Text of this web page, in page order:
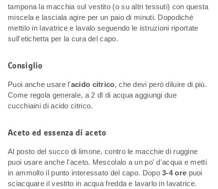
tampona la macchia sul vestito (o su altri tessuti) con questa
miscela e lasciala agire per un paio di minuti. Dopodiché
mettilo in lavatrice e lavalo seguendo le istruzioni riportate
sull'etichetta per la cura del capo.
Consiglio
Puoi anche usare l'acido citrico, che devi però diluire di più.
Come regola generale, a 2 dl di acqua aggiungi due
cucchiaini di acido citrico.
Aceto ed essenza di aceto
Al posto del succo di limone, contro le macchie di ruggine
puoi usare anche l'aceto. Mescolalo a un po' d'acqua e metti
in ammollo il punto interessato del capo. Dopo3-4 ore puoi
sciacquare il vestito in acqua fredda e lavarlo in lavatrice.